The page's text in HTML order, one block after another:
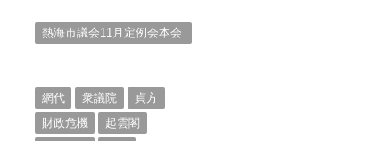
熱海市議会11月定例会本会
網代
衆議院
貞方
財政危機
起雲閣